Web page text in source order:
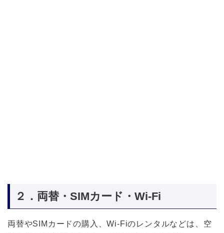
２．両替・SIMカード・Wi-Fi
両替やSIMカードの購入、Wi-Fiのレンタルなどは、空